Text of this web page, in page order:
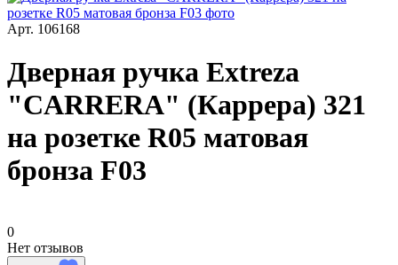
Арт. 106168
Дверная ручка Extreza
"CARRERA" (Каррера) 321
на розетке R05 матовая
бронза F03
0
Нет отзывов